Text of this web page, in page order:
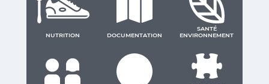
NUTRITION DOCUMENTATION
SANTÉ
ENVIRONNEMENT